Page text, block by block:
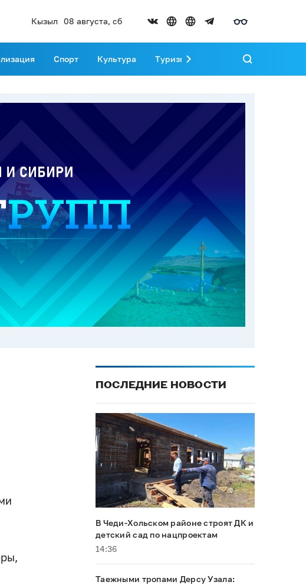
Кызыл 08 августа, сб
Спорт Культура Туризм Развитие Тувы
ПОСЛЕДНИЕ НОВОСТИ
В Чеди-Хольском районе строят ДК и
детский сад по нацпроектам
14:36
Таежными тропами Дерсу Узала: